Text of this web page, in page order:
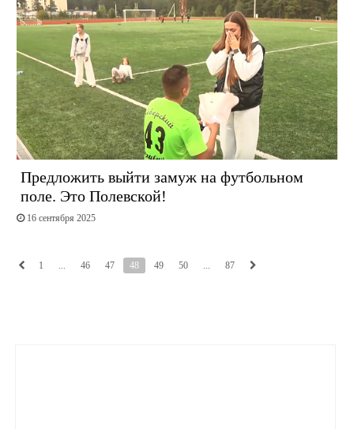
Предложить выйти замуж на футбольном
поле. Это Полевской!
16 сентября 2025
1 ... 46 47 48 49 50 ... 87